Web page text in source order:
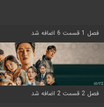
فصل 1 قسمت 6 اضافه شد
فصل 2 قسمت 2 اضافه شد